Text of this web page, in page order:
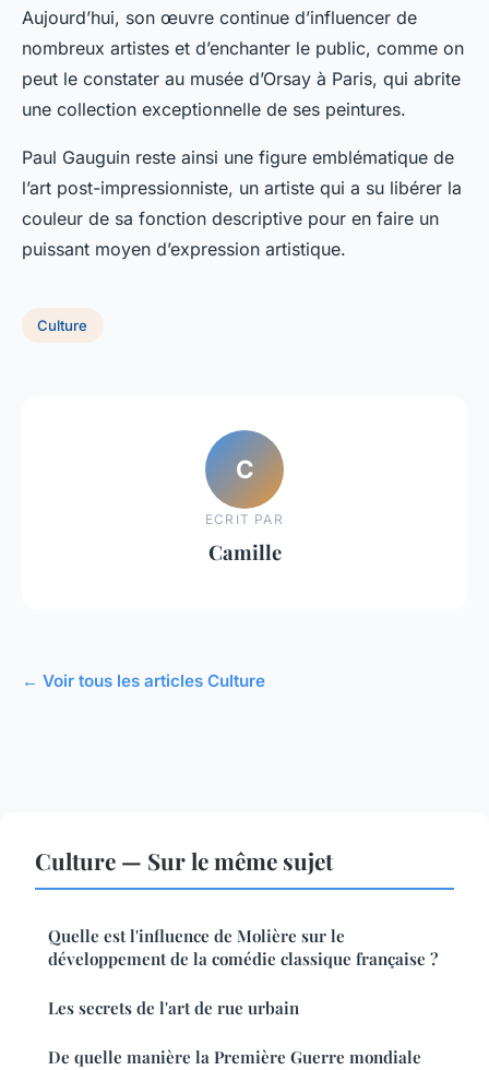
Aujourd’hui, son œuvre continue d’influencer de
nombreux artistes et d’enchanter le public, comme on
peut le constater au musée d’Orsay à Paris, qui abrite
une collection exceptionnelle de ses peintures.
Paul Gauguin reste ainsi une figure emblématique de
l’art post-impressionniste, un artiste qui a su libérer la
couleur de sa fonction descriptive pour en faire un
puissant moyen d’expression artistique.
Culture
C
ECRIT PAR
Camille
← Voir tous les articles Culture
Culture — Sur le même sujet
Quelle est l'influence de Molière sur le
développement de la comédie classique française ?
Les secrets de l'art de rue urbain
De quelle manière la Première Guerre mondiale